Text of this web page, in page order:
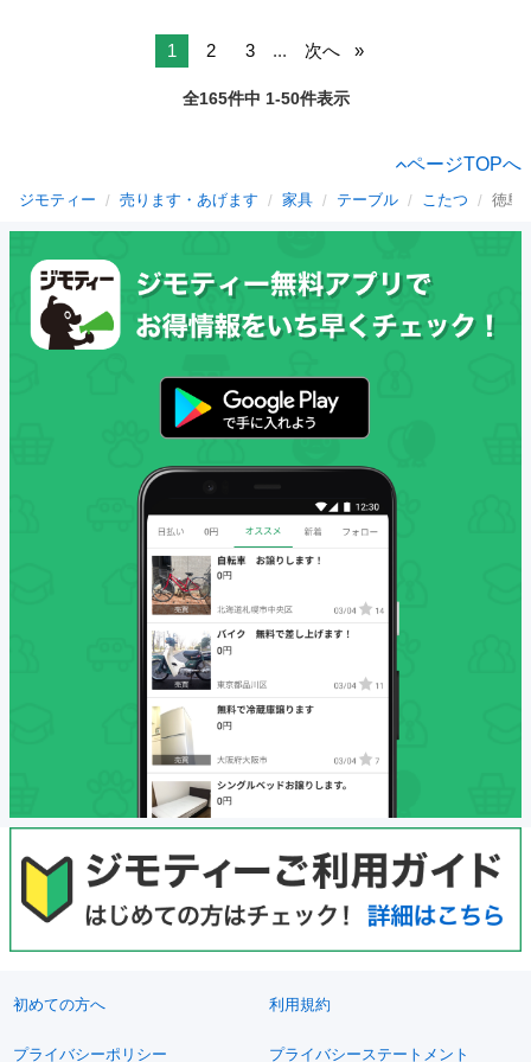
1 2 3 ... 次へ
全165件中 1-50件表示
ページTOPへ
ジモティー 売ります・あげます 家具 テーブル こたつ 徳島
初めての方へ 利用規約
プライバシーポリシー プライバシーステートメント